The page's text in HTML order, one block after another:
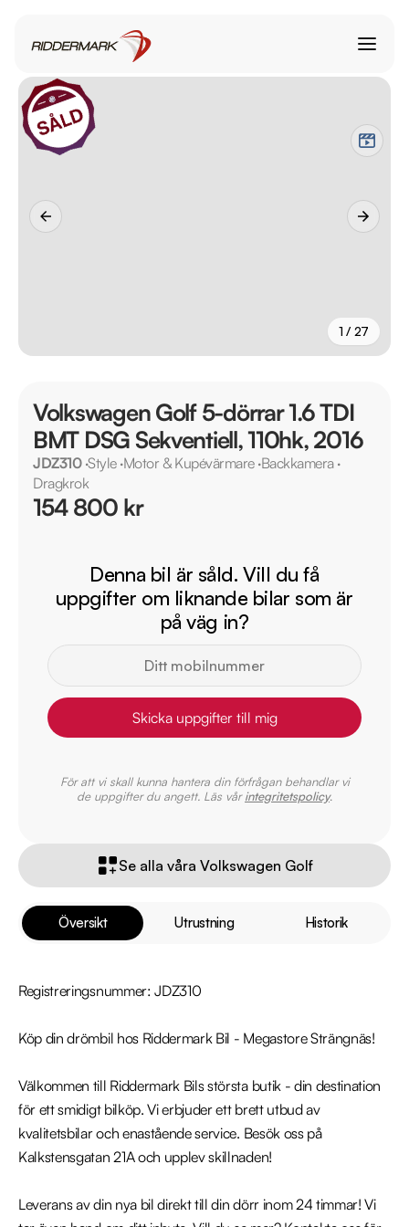
1 / 27
Översikt Utrustning Historik
Registreringsnummer: JDZ310
Köp din drömbil hos Riddermark Bil - Megastore Strängnäs!
Välkommen till Riddermark Bils största butik - din destination
för ett smidigt bilköp. Vi erbjuder ett brett utbud av
kvalitetsbilar och enastående service. Besök oss på
Kalkstensgatan 21A och upplev skillnaden!
Leverans av din nya bil direkt till din dörr inom 24 timmar! Vi
Volkswagen Golf 5-dörrar 1.6 TDI
BMT DSG Sekventiell, 110hk, 2016
JDZ310·Style·Motor & Kupévärmare·Backkamera·
Dragkrok
154 800 kr
Denna bil är såld. Vill du få
uppgifter om liknande bilar som är
på väg in?
Skicka uppgifter till mig
För att vi skall kunna hantera din förfrågan behandlar vi
de uppgifter du angett. Läs vårintegritetspolicy.
Se alla våra Volkswagen Golf